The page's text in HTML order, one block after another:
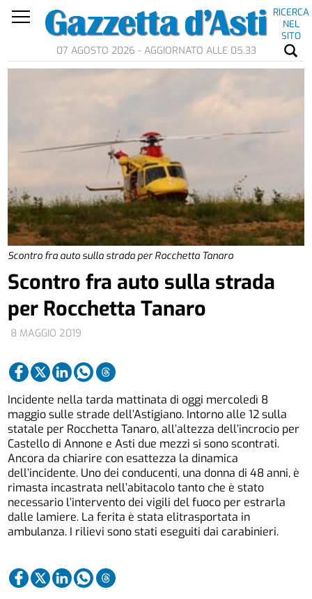
RICERCA
NEL
SITO
07 AGOSTO 2026 - AGGIORNATO ALLE 05.33
Scontro fra auto sulla strada per Rocchetta Tanaro
8 MAGGIO 2019
Scontro fra auto sulla strada
per Rocchetta Tanaro
Incidente nella tarda mattinata di oggi mercoledì 8
maggio sulle strade dell’Astigiano. Intorno alle 12 sulla
statale per Rocchetta Tanaro, all’altezza dell’incrocio per
Castello di Annone e Asti due mezzi si sono scontrati.
Ancora da chiarire con esattezza la dinamica
dell’incidente. Uno dei conducenti, una donna di 48 anni, è
rimasta incastrata nell’abitacolo tanto che è stato
necessario l’intervento dei vigili del fuoco per estrarla
dalle lamiere. La ferita è stata elitrasportata in
ambulanza. I rilievi sono stati eseguiti dai carabinieri.